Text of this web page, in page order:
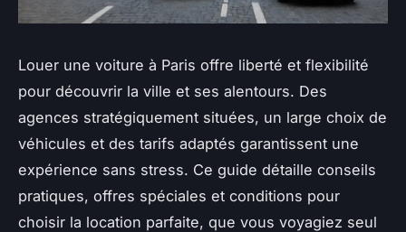
Louer une voiture à Paris offre liberté et flexibilité
pour découvrir la ville et ses alentours. Des
agences stratégiquement situées, un large choix de
véhicules et des tarifs adaptés garantissent une
expérience sans stress. Ce guide détaille conseils
pratiques, offres spéciales et conditions pour
choisir la location parfaite, que vous voyagiez seul